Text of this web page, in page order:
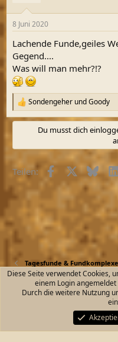
e
:
8 Juni 2020
Lachende Funde,geiles
Gegend....
Was will man mehr?!?
R
e
a
n
e
Sondengeher undGoody
Du musst dich
Teilen: Facebook
X
Tagesfunde & Fundkomplexe
Kontakt
Start
Community platform by XenForo
Diese Seite verwendet Cookies,
einem Login
Durch die weitere Nutzung